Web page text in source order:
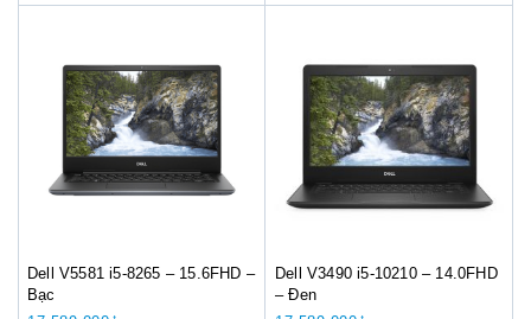
Dell V5581 i5-8265 – 15.6FHD –
Bạc
Dell V3490 i5-10210 – 14.0FHD
– Đen